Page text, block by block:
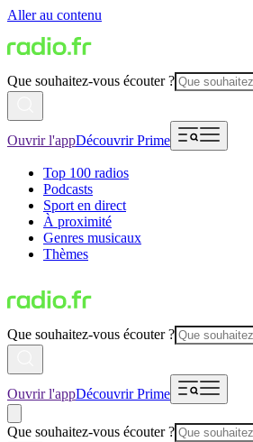
Aller au contenu
Que souhaitez-vous écouter ?
Ouvrir l'appDécouvrir Prime
Top 100 radios
Podcasts
Sport en direct
À proximité
Genres musicaux
Thèmes
Que souhaitez-vous écouter ?
Ouvrir l'appDécouvrir Prime
Que souhaitez-vous écouter ?